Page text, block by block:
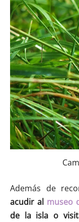
Además de
acudir al museo
de la isla o